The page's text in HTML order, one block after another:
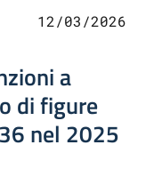
12/03/2026
a
di figure
nel 2025